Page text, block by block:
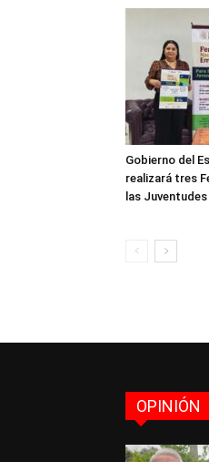
Gobierno del
realizará tres
las Juventudes
OPINIÓN